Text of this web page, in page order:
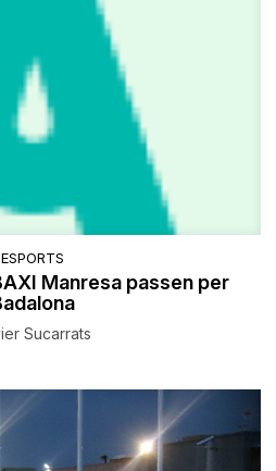
ESPORTS
Manresa passen per
Sucarrats